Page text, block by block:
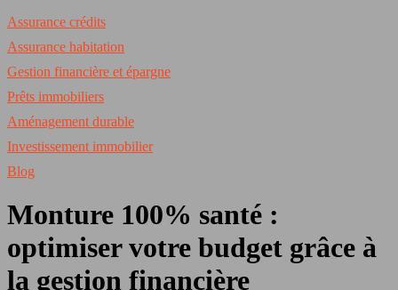
Assurance crédits
Assurance habitation
Gestion financière et épargne
Prêts immobiliers
Aménagement durable
Investissement immobilier
Blog
Monture 100% santé :
optimiser votre budget grâce à
la gestion financière